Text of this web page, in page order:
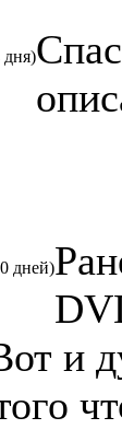
дня)
дней)
и